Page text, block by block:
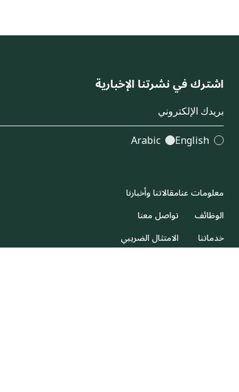
اشترك في نشرتنا الإخبارية
English
Arabic
معلومات عنا
الوظائف
خدماتنا
مقالاتنا وأخبارنا
تواصل معنا
الامتثال الضريبي